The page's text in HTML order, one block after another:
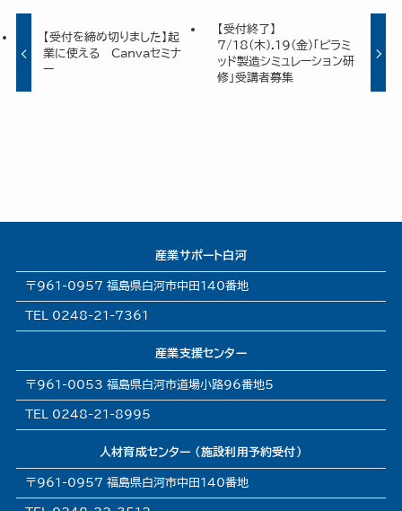
【受付を締め切りました】起
業に使える Canvaセミナ
ー
【受付終了】
7/18(木).19(金)「ピラミ
ッド製造シミュレーション研
修」受講者募集
産業サポート白河
〒961-0957 福島県白河市中田140番地
TEL 0248-21-7361
産業支援センター
〒961-0053 福島県白河市道場小路96番地5
TEL 0248-21-8995
人材育成センター (施設利用予約受付)
〒961-0957 福島県白河市中田140番地